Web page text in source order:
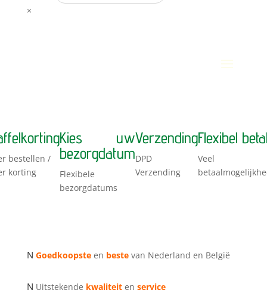
×
bestellen /
korting
Kies uw
bezorgdatum
Flexibele
bezorgdatums
Verzending
DPD
Verzending
Flexibel
Veel
N Goedkoopsteen bestevan Nederland en België
N Uitstekende kwaliteiten service